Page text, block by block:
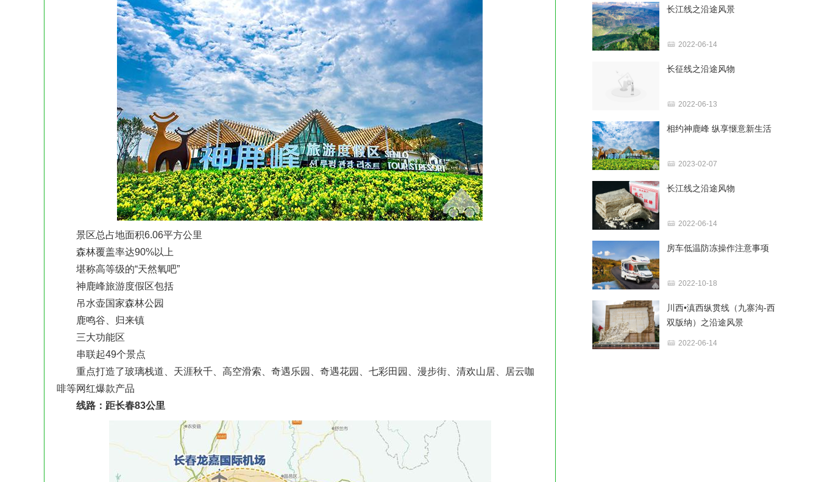
景区总占地面积6.06平方公里
森林覆盖率达90%以上
堪称高等级的“天然氧吧”
神鹿峰旅游度假区包括
吊水壶国家森林公园
鹿鸣谷、归来镇
三大功能区
串联起49个景点
重点打造了玻璃栈道、天涯秋千、高空滑索、奇遇乐园、奇遇花园、七彩田园、漫步街、清欢山居、居云咖
啡等网红爆款产品
线路：距长春83公里
长江线之沿途风景
2022-06-14
长征线之沿途风物
2022-06-13
相约神鹿峰 纵享惬意新生活
2023-02-07
长江线之沿途风物
2022-06-14
房车低温防冻操作注意事项
2022-10-18
川西•滇西纵贯线（九寨沟-西
双版纳）之沿途风景
2022-06-14